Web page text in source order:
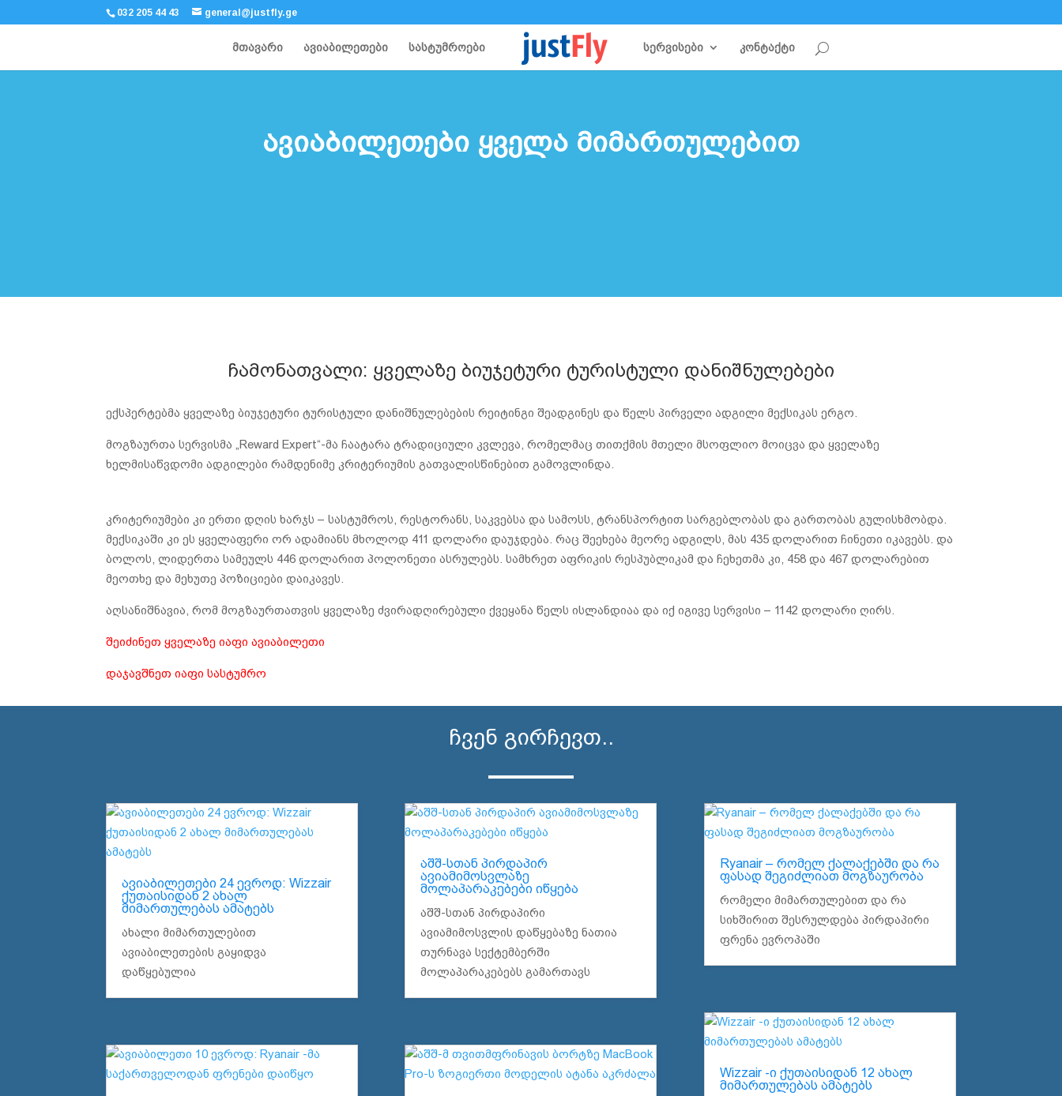
032 205 44 43 general@justfly.ge
მთავარი ავიაბილეთები სასტუმროები სერვისები კონტაქტი
ავიაბილეთები ყველა მიმართულებით
ჩამონათვალი: ყველაზე ბიუჯეტური ტურისტული დანიშნულებები
ექსპერტებმა ყველაზე ბიუჯეტური ტურისტული დანიშნულებების რეიტინგი შეადგინეს და წელს პირველი ადგილი მექსიკას ერგო.
მოგზაურთა სერვისმა „Reward Expert“-მა ჩაატარა ტრადიციული კვლევა, რომელმაც თითქმის მთელი მსოფლიო მოიცვა და ყველაზე
ხელმისაწვდომი ადგილები რამდენიმე კრიტერიუმის გათვალისწინებით გამოვლინდა.
კრიტერიუმები კი ერთი დღის ხარჯს – სასტუმროს, რესტორანს, საკვებსა და სამოსს, ტრანსპორტით სარგებლობას და გართობას გულისხმობდა.
მექსიკაში კი ეს ყველაფერი ორ ადამიანს მხოლოდ 411 დოლარი დაუჯდება. რაც შეეხება მეორე ადგილს, მას 435 დოლარით ჩინეთი იკავებს. და
ბოლოს, ლიდერთა სამეულს 446 დოლარით პოლონეთი ასრულებს. სამხრეთ აფრიკის რესპუბლიკამ და ჩეხეთმა კი, 458 და 467 დოლარებით
მეოთხე და მეხუთე პოზიციები დაიკავეს.
აღსანიშნავია, რომ მოგზაურთათვის ყველაზე ძვირადღირებული ქვეყანა წელს ისლანდიაა და იქ იგივე სერვისი – 1142 დოლარი ღირს.
შეიძინეთ ყველაზე იაფი ავიაბილეთი
დაჯავშნეთ იაფი სასტუმრო
ჩვენ გირჩევთ..
ავიაბილეთები 24 ევროდ: Wizzair
ქუთაისიდან 2 ახალ
მიმართულებას ამატებს
ახალი მიმართულებით
ავიაბილეთების გაყიდვა
დაწყებულია
აშშ-სთან პირდაპირ
ავიამიმოსვლაზე
მოლაპარაკებები იწყება
აშშ-სთან პირდაპირი
ავიამიმოსვლის დაწყებაზე ნათია
თურნავა სექტემბერში
მოლაპარაკებებს გამართავს
Ryanair – რომელ ქალაქებში და რა
ფასად შეგიძლიათ მოგზაურობა
რომელი მიმართულებით და რა
სიხშირით შესრულდება პირდაპირი
ფრენა ევროპაში
Wizzair -ი ქუთაისიდან 12 ახალ
მიმართულებას ამატებს